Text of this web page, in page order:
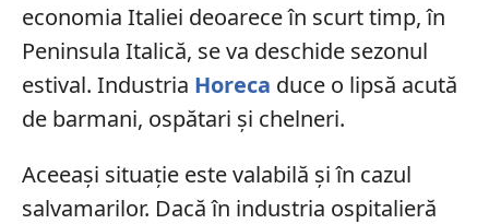
economia Italiei deoarece în scurt timp, în
Peninsula Italică, se va deschide sezonul
estival. Industria Horeca duce o lipsă acută
de barmani, ospătari și chelneri.
Aceeași situație este valabilă și în cazul
salvamarilor. Dacă în industria ospitalieră